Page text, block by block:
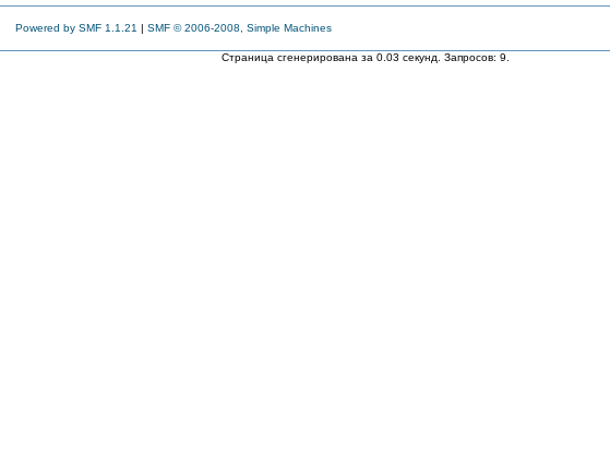
Powered by SMF 1.1.21 | SMF © 2006-2008, Simple Machines
Страница сгенерирована за 0.03 секунд. Запросов: 9.